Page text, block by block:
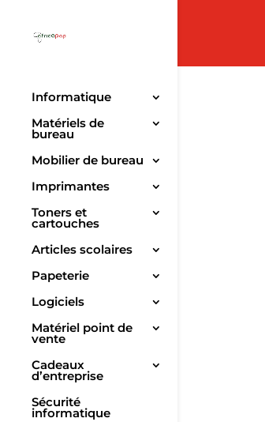
Informatique
Matériels de
bureau
Mobilier de bureau
Imprimantes
Toners et
cartouches
Articles scolaires
Papeterie
Logiciels
Matériel point de
vente
Cadeaux
d’entreprise
Sécurité
informatique